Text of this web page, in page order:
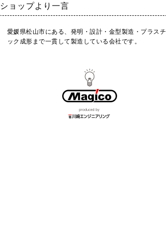
ショップより一言
愛媛県松山市にある、発明・設計・金型製造・プラスチ
ック成形まで一貫して製造している会社です。